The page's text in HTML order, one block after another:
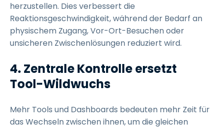
herzustellen. Dies verbessert die
Reaktionsgeschwindigkeit, während der Bedarf an
physischem Zugang, Vor-Ort-Besuchen oder
unsicheren Zwischenlösungen reduziert wird.
4. Zentrale Kontrolle ersetzt
Tool-Wildwuchs
Mehr Tools und Dashboards bedeuten mehr Zeit für
das Wechseln zwischen ihnen, um die gleichen